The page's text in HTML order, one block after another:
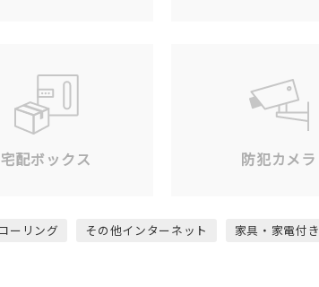
宅配ボックス 防犯カメラ
ーリング その他インターネット 家具・家電付き